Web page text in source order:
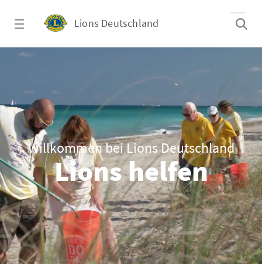
Lions Deutschland
Start
Willkommen bei Lions Deutschland
Lions helfen